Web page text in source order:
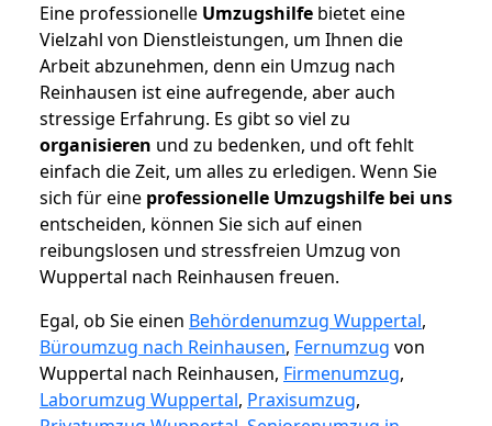
Eine professionelle Umzugshilfe bietet eine
Vielzahl von Dienstleistungen, um Ihnen die
Arbeit abzunehmen, denn ein Umzug nach
Reinhausen ist eine aufregende, aber auch
stressige Erfahrung. Es gibt so viel zu
organisieren und zu bedenken, und oft fehlt
einfach die Zeit, um alles zu erledigen. Wenn Sie
sich für eine professionelle Umzugshilfe bei uns
entscheiden, können Sie sich auf einen
reibungslosen und stressfreien Umzug von
Wuppertal nach Reinhausen freuen.
Egal, ob Sie einen Behördenumzug Wuppertal,
Büroumzug nach Reinhausen, Fernumzug von
Wuppertal nach Reinhausen, Firmenumzug,
Laborumzug Wuppertal, Praxisumzug,